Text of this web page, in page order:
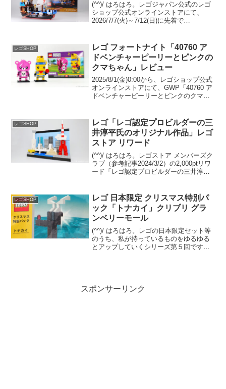
(^^)/ はろはろ。レゴジャパン公式のレゴ
ショップ公式オンラインストアにて、
2026/7/7(火)～7/12(日)に先着で
上の購入。 （オファーペー...
レゴSHOP
レゴ フォートナイト「40760 ア
ドベンチャーピーリーとピンクの
クマちゃん」レビュー
2025/8/1(金)0:00から、レゴショップ公式
オンラインストアにて、GWP「40760 ア
ドベンチャーピーリーとピンクのクマち
定。 在庫が...
レゴSHOP
レゴ「レゴ認定プロビルダーの三
井淳平氏のオリジナル作品」レゴ
ストア リワード
(^^)/ はろはろ。レゴストア メンバーズク
ラブ（参考記事2024/3/2）の2,000ptリワ
ード「レゴ認定プロビルダーの三井淳平
ビルダー 三井淳平さん(...
レゴSHOP
レゴ 日本限定 クリスマス特別パ
ック「トナカイ」クリブリ グラ
ンベリーモール
(^^)/ はろはろ。レゴの日本限定セット等
のうち、私が持っているものをゆるゆる
とアップしていくシリーズ第５回です。
スポンサーリンク